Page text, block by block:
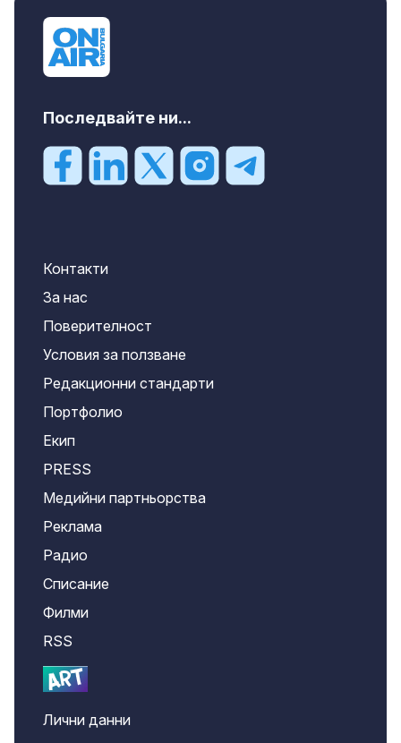
Последвайте ни...
Контакти
За нас
Поверителност
Условия за ползване
Редакционни стандарти
Портфолио
Екип
PRESS
Медийни партньорства
Реклама
Радио
Списание
Филми
RSS
Лични данни